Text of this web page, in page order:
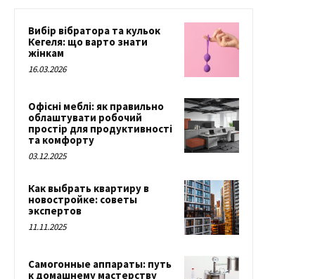
Вибір вібратора та кульок
Кегеля: що варто знати
жінкам
16.03.2026
Офісні меблі: як правильно
облаштувати робочий
простір для продуктивності
та комфорту
03.12.2025
Как выбрать квартиру в
новостройке: советы
экспертов
11.11.2025
Самогонные аппараты: путь
к домашнему мастерству